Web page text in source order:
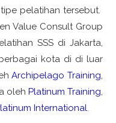
pelatihan tersebut.
Value Consult Group
SSS di Jakarta,
kota di di luar
Archipelago Training,
oleh Platinum Training,
International.